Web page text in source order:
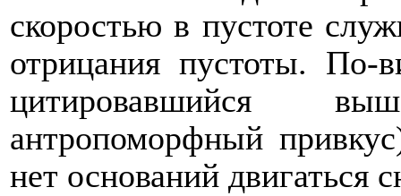
скоростью в пустоте
отрицания пустоты.
цитировавшийся
антропоморфный
нет оснований